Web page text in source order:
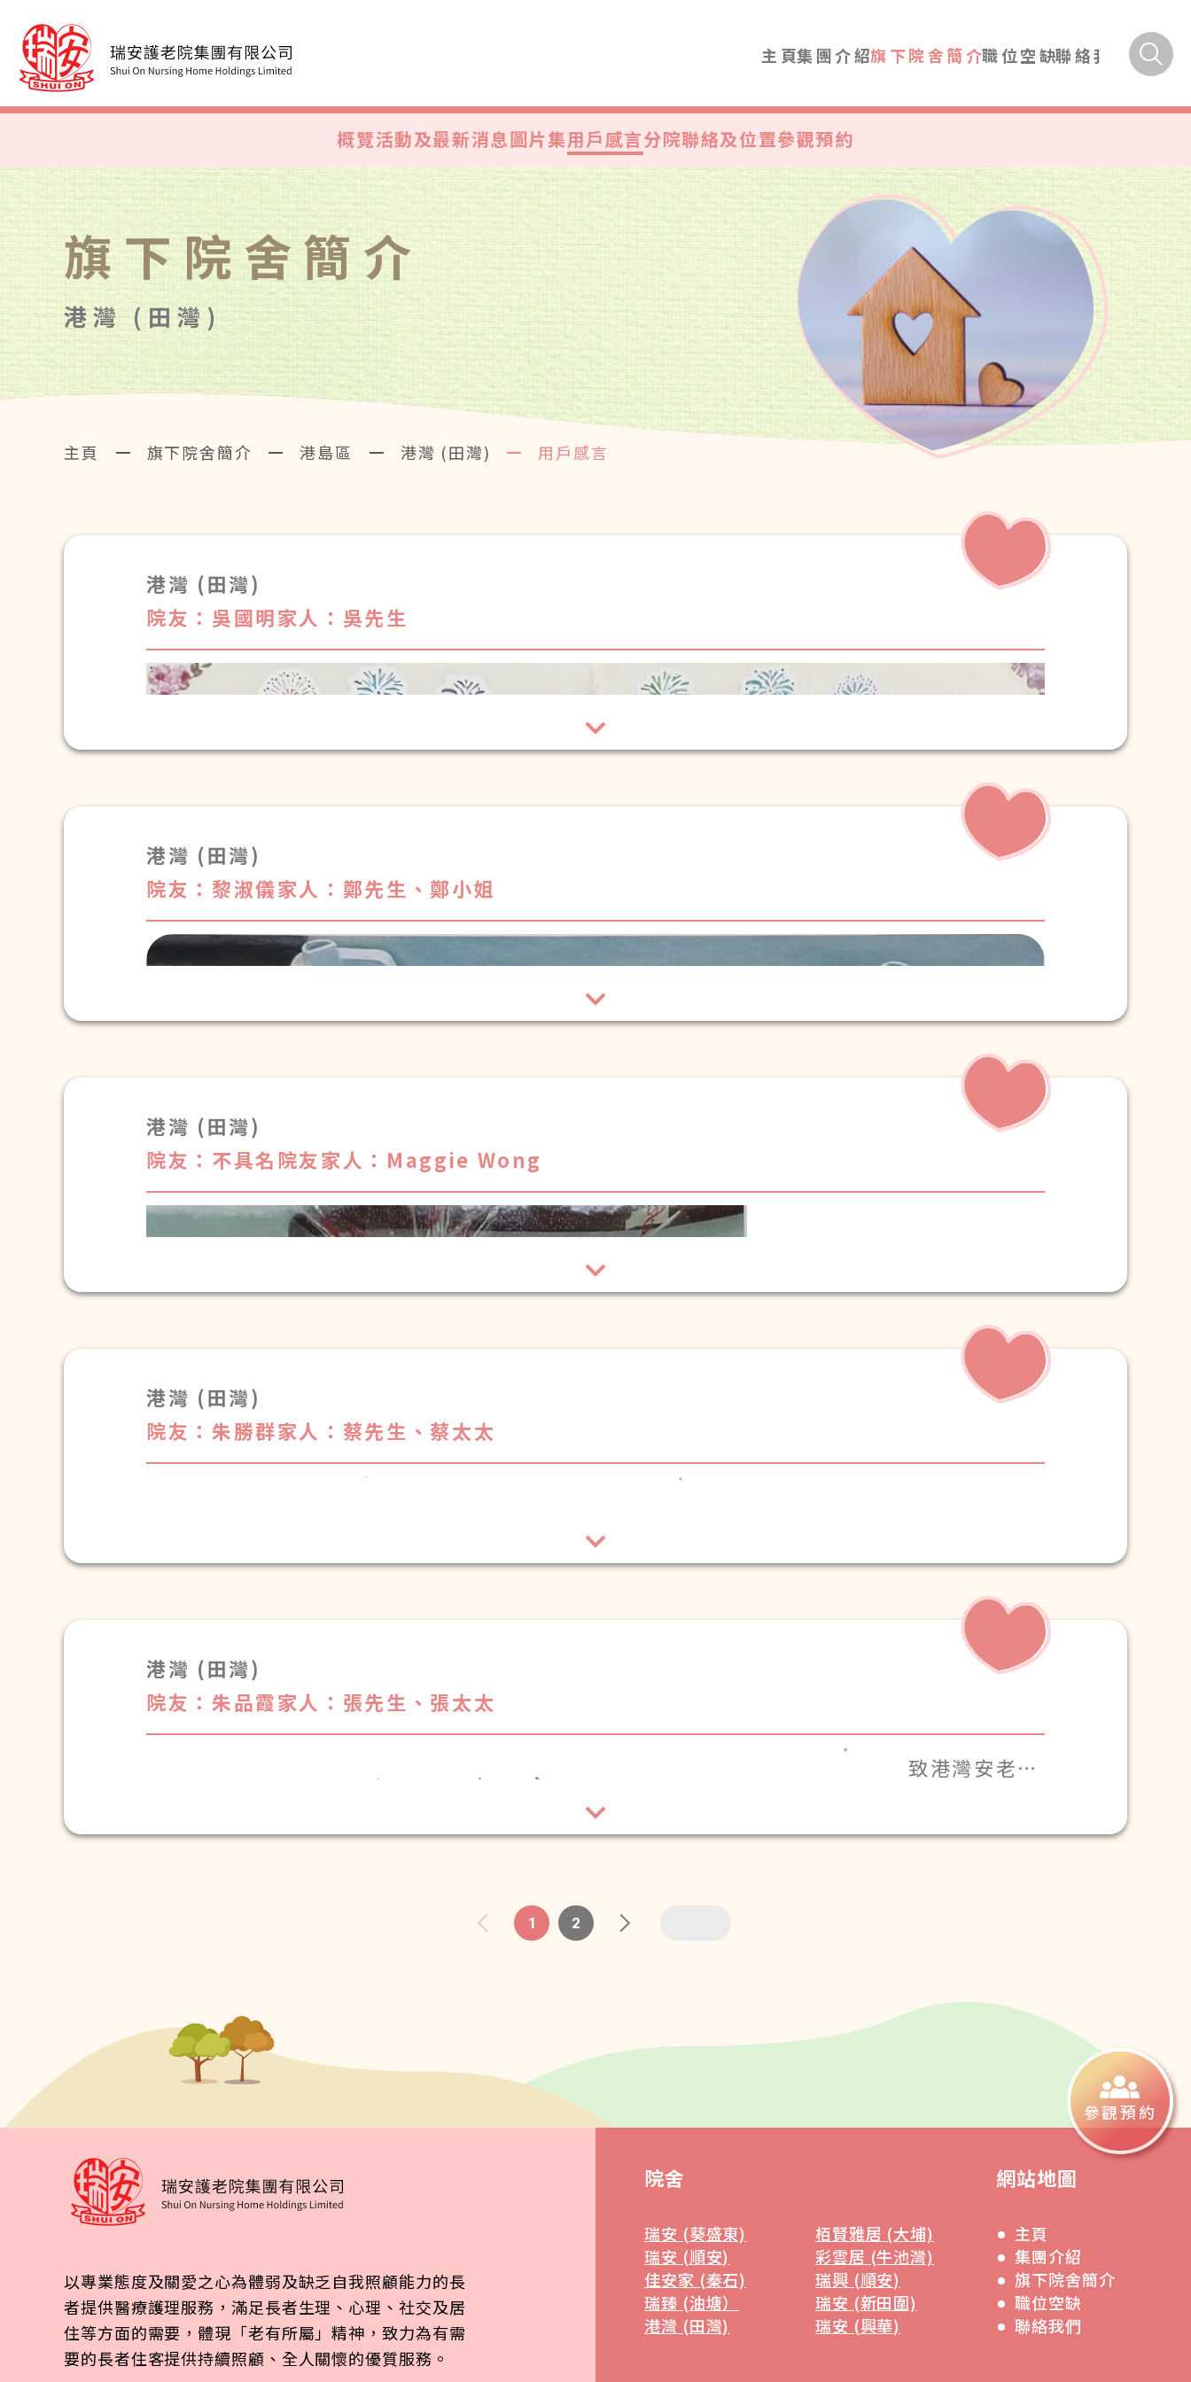
主頁集團介紹旗下院舍簡介職位空缺聯絡我們
概覽活動及最新消息圖片集用戶感言分院聯絡及位置參觀預約
旗下院舍簡介
港灣 (田灣)
主頁 旗下院舍簡介 港島區 港灣 (田灣) 用戶感言
港灣 (田灣)
院友：吳國明家人：吳先生
祝你們新年快樂，身體健康！
吳國明家人送上^_^
港灣 (田灣)
院友：黎淑儀家人：鄭先生、鄭小姐
港灣安老院
港灣 (田灣)
院友：不具名院友家人：Maggie Wong
致 港灣安老院-各護理人員/職員
謝謝您們於疫情嚴峻期間
港灣 (田灣)
院友：朱勝群家人：蔡先生、蔡太太
港灣 (田灣)
院友：朱品霞家人：張先生、張太太
致港灣安老院
作人員：
限耐心、包容
環境整潔乾
淨。
祝大家身體健
康，
1 2
參觀預約
以專業態度及關愛之心為體弱及缺乏自我照顧能力的長
者提供醫療護理服務，滿足長者生理、心理、社交及居
住等方面的需要，體現「老有所屬」精神，致力為有需
要的長者住客提供持續照顧、全人關懷的優質服務。
院舍
瑞安 (葵盛東)
栢賢雅居 (大埔)
瑞安 (順安)
彩雲居 (牛池灣)
佳安家 (秦石)
瑞興 (順安)
瑞臻 (油塘）
瑞安 (新田圍)
港灣 (田灣)
瑞安 (興華)
網站地圖
主頁
集團介紹
旗下院舍簡介
職位空缺
聯絡我們